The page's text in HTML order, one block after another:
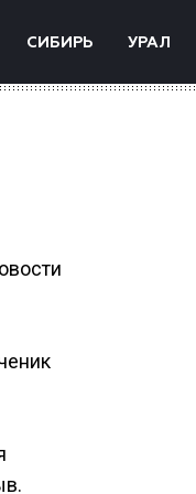
СИБИРЬ УРАЛ